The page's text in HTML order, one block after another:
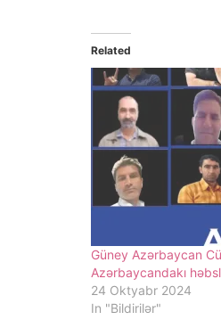
Related
Güney Azərbaycan
Azərbaycandakı
24 Oktyabr 2024
In "Bildirilər"